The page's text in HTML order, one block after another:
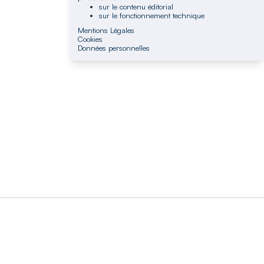
sur le contenu éditorial
sur le fonctionnement technique
Mentions Légales
Cookies
Données personnelles